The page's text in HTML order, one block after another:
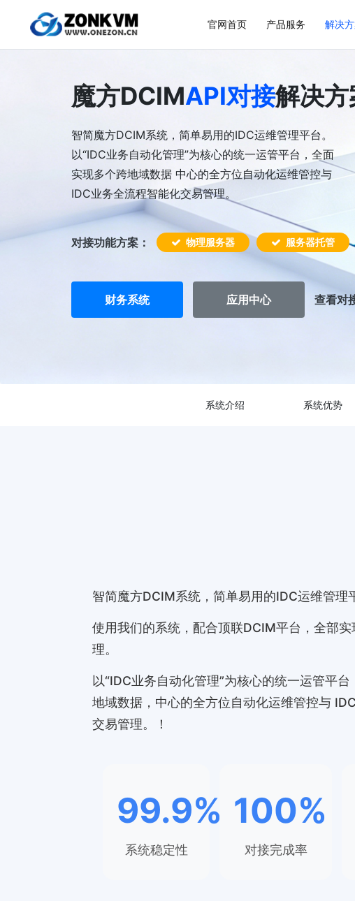
官网首页 产品服务 解决
魔方DCIMAPI对接解决方
智简魔方DCIM系统，简单易用的IDC运维管理平台。
以“IDC业务自动化管理”为核心的统一运管平台，全面
实现多个跨地域数据 中心的全方位自动化运维管控与
IDC业务全流程智能化交易管理。
对接功能方案： 物理服务器 服务器托管
财务系统 应用中心 查看对
系统介绍 系统优势
智简魔方DCIM系统，简单易用的IDC运维管理
使用我们的系统，配合顶联DCIM平台，全部
理。
以“IDC业务自动化管理”为核心的统一运管平
地域数据，中心的全方位自动化运维管控与
交易管理。！
99.9%
系统稳定性
100%
对接完成率